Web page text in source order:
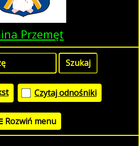
Przemęt
Czytaj odnośniki
Rozwiń menu